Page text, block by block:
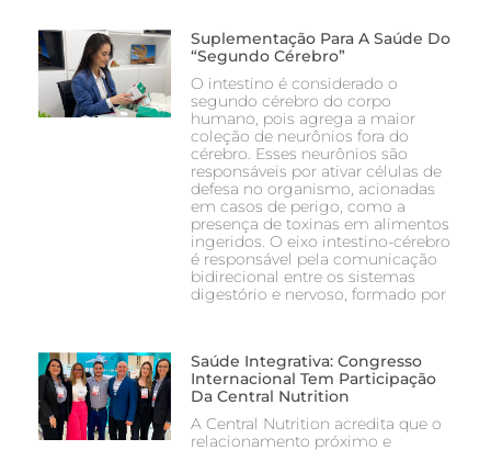
Suplementação Para A Saúde Do
“segundo Cérebro”
O intestino é considerado o
segundo cérebro do corpo
humano, pois agrega a maior
coleção de neurônios fora do
cérebro. Esses neurônios são
responsáveis por ativar células de
defesa no organismo, acionadas
em casos de perigo, como a
presença de toxinas em alimentos
ingeridos. O eixo intestino-cérebro
é responsável pela comunicação
bidirecional entre os sistemas
digestório e nervoso, formado por
Saúde Integrativa: Congresso
Internacional Tem Participação
Da Central Nutrition
A Central Nutrition acredita que o
relacionamento próximo e